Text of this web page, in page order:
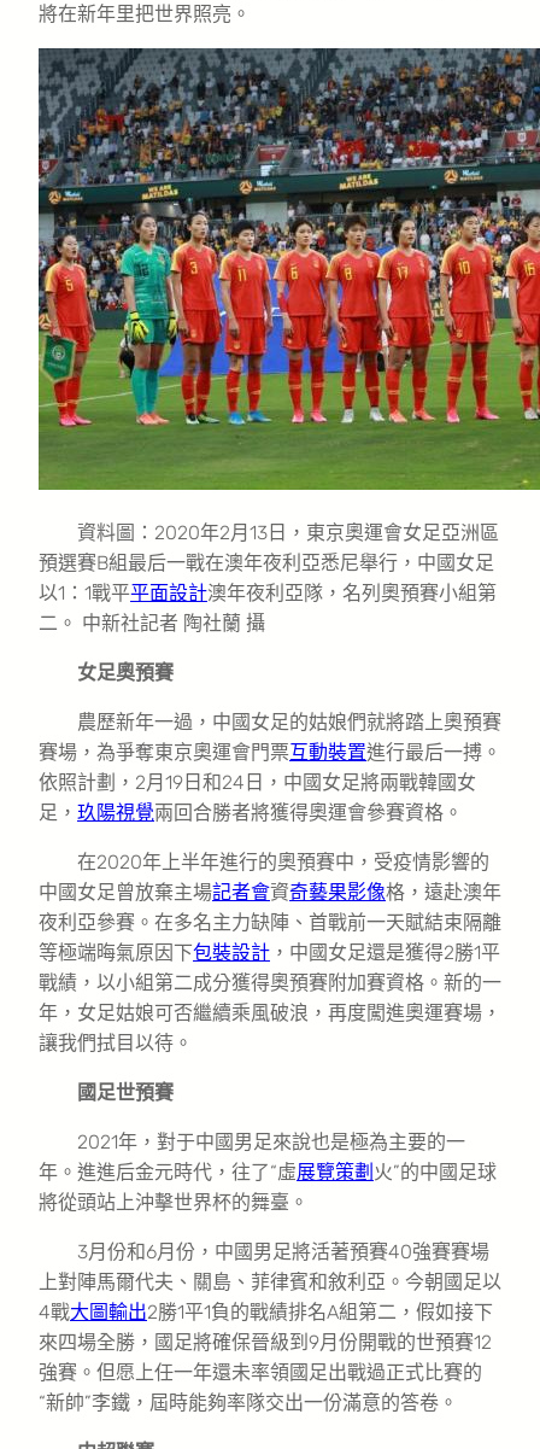
將在新年里把世界照亮。
資料圖：2020年2月13日，東京奧運會女足亞洲區
預選賽B組最后一戰在澳年夜利亞悉尼舉行，中國女足
以1：1戰平平面設計澳年夜利亞隊，名列奧預賽小組第
二。 中新社記者 陶社蘭 攝
女足奧預賽
農歷新年一過，中國女足的姑娘們就將踏上奧預賽
賽場，為爭奪東京奧運會門票互動裝置進行最后一搏。
依照計劃，2月19日和24日，中國女足將兩戰韓國女
足， 玖陽視覺兩回合勝者將獲得奧運會參賽資格。
在2020年上半年進行的奧預賽中，受疫情影響的
中國女足曾放棄主場記者會資奇藝果影像格，遠赴澳年
夜利亞參賽。在多名主力缺陣、首戰前一天賦結束隔離
等極端晦氣原因下包裝設計 ，中國女足還是獲得2勝1平
戰績，以小組第二成分獲得奧預賽附加賽資格。新的一
年，女足姑娘可否繼續乘風破浪，再度闖進奧運賽場，
讓我們拭目以待。
國足世預賽
2021年，對于中國男足來說也是極為主要的一
年。進進后金元時代，往了“虛展覽策劃 火”的中國足球
將從頭站上沖擊世界杯的舞臺。
3月份和6月份，中國男足將活著預賽40強賽賽場
上對陣馬爾代夫、關島、菲律賓和敘利亞。今朝國足以
4戰大圖輸出2勝1平1負的戰績排名A組第二，假如接下
來四場全勝，國足將確保晉級到9月份開戰的世預賽12
強賽。但愿上任一年還未率領國足出戰過正式比賽的
“新帥”李鐵，屆時能夠率隊交出一份滿意的答卷。